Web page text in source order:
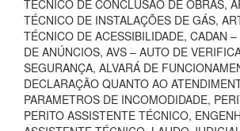
TÉCNICO DE CONCLUSÃO DE OBRAS,
TÉCNICO DE INSTALAÇÕES DE GÁS,
TÉCNICO DE ACESSIBILIDADE, CADAN
DE ANÚNCIOS, AVS – AUTO DE
SEGURANÇA, ALVARÁ DE
DECLARAÇÃO QUANTO AO
PARAMETROS DE INCOMODIDADE,
PERITO ASSISTENTE TÉCNICO,